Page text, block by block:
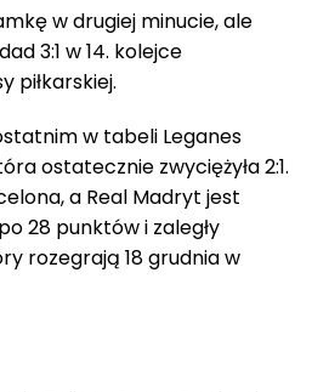
w drugiej minucie, ale
3:1 w 14. kolejce
piłkarskiej.
w tabeli Leganes
ostatecznie zwyciężyła 2:1.
a Real Madryt jest
28 punktów i zaległy
rozegrają 18 grudnia w